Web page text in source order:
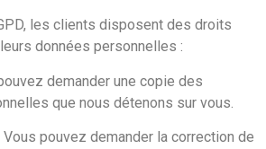
les clients disposent des droits
données personnelles :
demander une copie des
que nous détenons sur vous.
Vous pouvez demander la correction de